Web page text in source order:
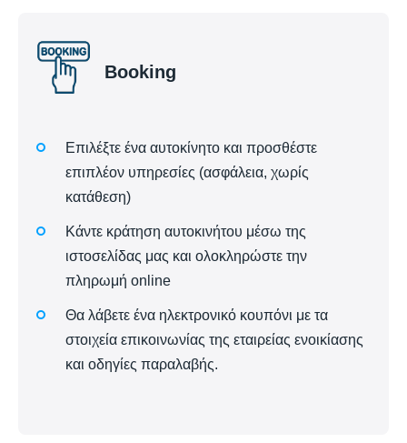
Booking
Επιλέξτε ένα αυτοκίνητο και προσθέστε
επιπλέον υπηρεσίες (ασφάλεια, χωρίς
κατάθεση)
Κάντε κράτηση αυτοκινήτου μέσω της
ιστοσελίδας μας και ολοκληρώστε την
πληρωμή online
Θα λάβετε ένα ηλεκτρονικό κουπόνι με τα
στοιχεία επικοινωνίας της εταιρείας ενοικίασης
και οδηγίες παραλαβής.